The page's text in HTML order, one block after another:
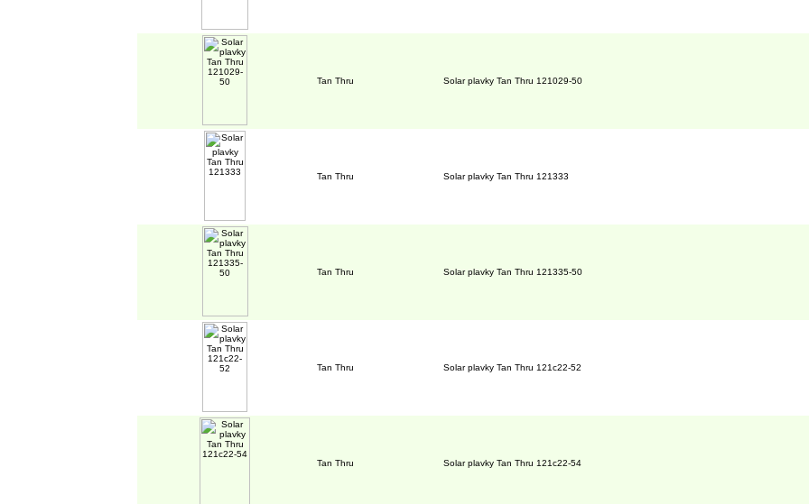
Tan Thru Solar plavky Tan Thru 121029-50
Tan Thru Solar plavky Tan Thru 121333
Tan Thru Solar plavky Tan Thru 121335-50
Tan Thru Solar plavky Tan Thru 121c22-52
Tan Thru Solar plavky Tan Thru 121c22-54